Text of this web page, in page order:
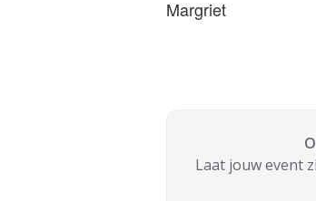
Margriet
Laat jouw event